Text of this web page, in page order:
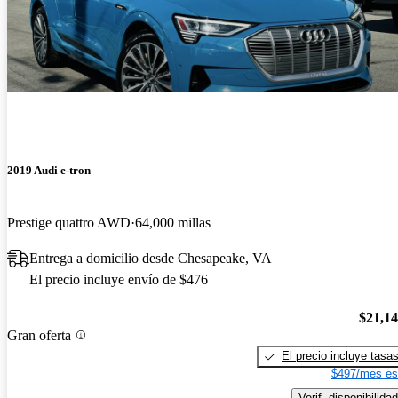
2019 Audi e-tron
Prestige quattro AWD 64,000 millas
Entrega a domicilio desde Chesapeake, VA
El precio incluye envío de $476
Gran oferta
El precio incluye tasas
$497/mes